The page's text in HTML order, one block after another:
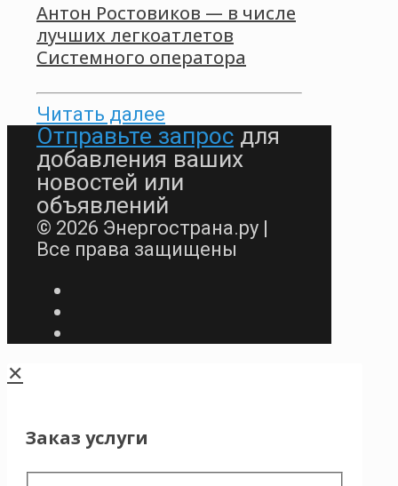
Антон Ростовиков — в числе
лучших легкоатлетов
Системного оператора
Читать далее
Отправьте запрос для
добавления ваших
новостей или
объявлений
© 2026 Энергострана.ру |
Все права защищены
✕
Заказ услуги